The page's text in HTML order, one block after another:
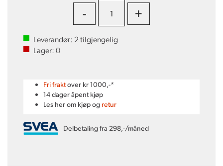
- +
Leverandør: 2tilgjengelig
Lager:0
Fri fraktover kr 1000,-*
14 dager åpent kjøp
Les her om kjøp og retur
Delbetaling fra 298,-/måned